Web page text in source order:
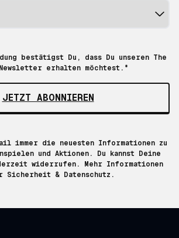
bestätigst Du, dass Du unseren The
erhalten möchtest.*
JETZT ABONNIEREN
immer die neuesten Informationen zu
und Aktionen. Du kannst Deine
widerrufen. Mehr Informationen
Sicherheit & Datenschutz.